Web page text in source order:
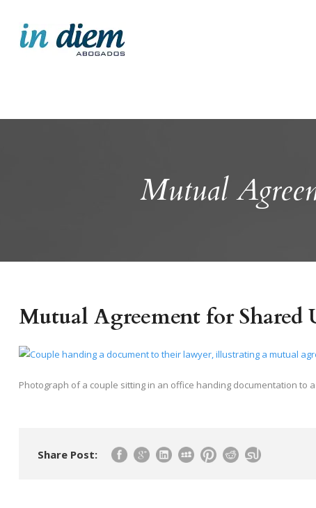
Mutual
Mutual Agreement for
Photograph of a couple sitting in an office handing documentation to
Share Post: